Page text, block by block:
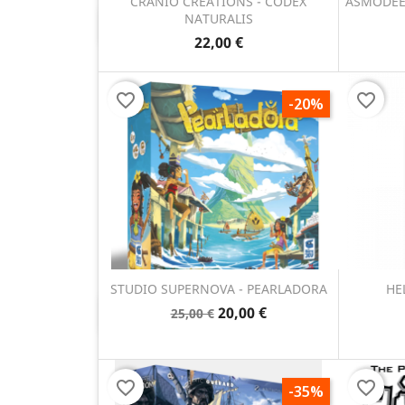
NATURALIS
22,00 €
Anteprima
STUDIO SUPERNOVA - PEARLADORA
25,00 € 20,00 €
-20%
Anteprima
favorite_border favorite_border
-35%
favorite_border favorite_border